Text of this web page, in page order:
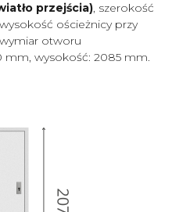
przejścia), szerokość
ościeżnicy przy
otworu
mm, wysokość: 2085 mm.